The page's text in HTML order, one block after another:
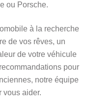
ou Porsche.
à la recherche
de vos rêves, un
de votre véhicule
pour
notre équipe
vous aider.